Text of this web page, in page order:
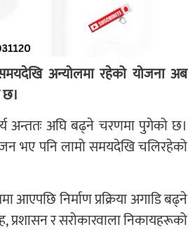
अन्योलमा रहेको योजना अब
अन्ततः अघि बढ्ने चरणमा पुगेको छ।
भए पनि लामो समयदेखि चलिरहेको
निर्माण प्रक्रिया अगाडि बढ्ने
र सरोकारवाला निकायहरूको